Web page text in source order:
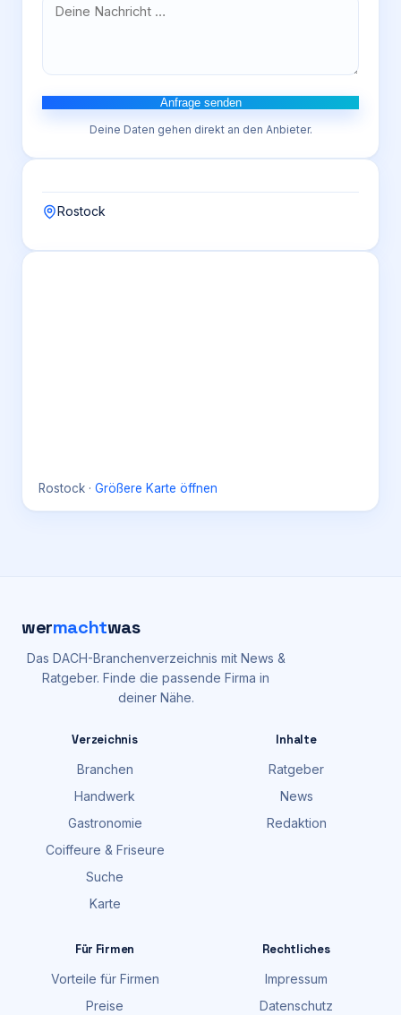
Anfrage senden
Deine Daten gehen direkt an den Anbieter.
Rostock
Rostock · Größere Karte öffnen
wermachtwas
Das DACH-Branchenverzeichnis mit News &
Ratgeber. Finde die passende Firma in
deiner Nähe.
Verzeichnis
Branchen
Handwerk
Gastronomie
Coiffeure & Friseure
Suche
Karte
Inhalte
Ratgeber
News
Redaktion
Für Firmen
Vorteile für Firmen
Preise
Rechtliches
Impressum
Datenschutz